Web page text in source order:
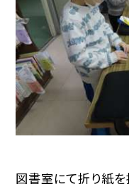
図書室にて折り紙を